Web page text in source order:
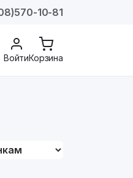
10-81
ВойтиКорзина